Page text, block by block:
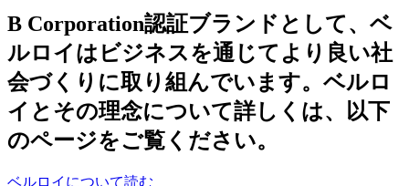
B Corporation認証ブランドとして、ベ
ルロイはビジネスを通じてより良い社
会づくりに取り組んでいます。ベルロ
イとその理念について詳しくは、以下
のページをご覧ください。
ベルロイについて読む